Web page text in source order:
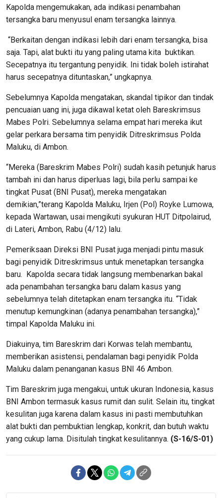
Kapolda mengemukakan, ada indikasi penambahan
tersangka baru menyusul enam tersangka lainnya.
“Berkaitan dengan indikasi lebih dari enam tersangka, bisa
saja. Tapi, alat bukti itu yang paling utama kita buktikan.
Secepatnya itu tergantung penyidik. Ini tidak boleh istirahat
harus secepatnya dituntaskan,” ungkapnya.
Sebelumnya Kapolda mengatakan, skandal tipikor dan tindak
pencuaian uang ini, juga dikawal ketat oleh Bareskrimsus
Mabes Polri. Sebelumnya selama empat hari mereka ikut
gelar perkara bersama tim penyidik Ditreskrimsus Polda
Maluku, di Ambon.
“Mereka (Bareskrim Mabes Polri) sudah kasih petunjuk harus
tambah ini dan harus diperluas lagi, bila perlu sampai ke
tingkat Pusat (BNI Pusat), mereka mengatakan
demikian,”terang Kapolda Maluku, Irjen (Pol) Royke Lumowa,
kepada Wartawan, usai mengikuti syukuran HUT Ditpolairud,
di Lateri, Ambon, Rabu (4/12) lalu.
Pemeriksaan Direksi BNI Pusat juga menjadi pintu masuk
bagi penyidik Ditreskrimsus untuk menetapkan tersangka
baru. Kapolda secara tidak langsung membenarkan bakal
ada penambahan tersangka baru dalam kasus yang
sebelumnya telah ditetapkan enam tersangka itu. “Tidak
menutup kemungkinan (adanya penambahan tersangka),”
timpal Kapolda Maluku ini.
Diakuinya, tim Bareskrim dari Korwas telah membantu,
memberikan asistensi, pendalaman bagi penyidik Polda
Maluku dalam penanganan kasus BNI 46 Ambon.
Tim Bareskrim juga mengakui, untuk ukuran Indonesia, kasus
BNI Ambon termasuk kasus rumit dan sulit. Selain itu, tingkat
kesulitan juga karena dalam kasus ini pasti membutuhkan
alat bukti dan pembuktian lengkap, konkrit, dan butuh waktu
yang cukup lama. Disitulah tingkat kesulitannya. (S-16/S-01)